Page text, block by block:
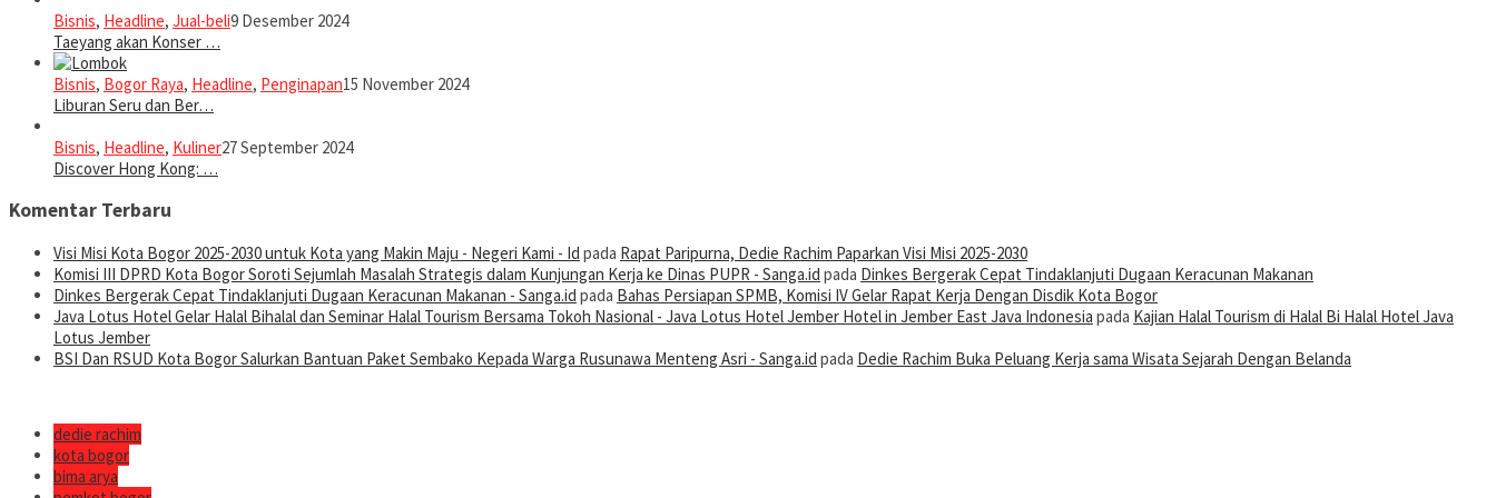
Bisnis, Headline, Jual-beli9 Desember 2024
Taeyang akan Konser …
Bisnis, Bogor Raya, Headline, Penginapan15 November 2024
Liburan Seru dan Ber…
Bisnis, Headline, Kuliner27 September 2024
Discover Hong Kong: …
Komentar Terbaru
Visi Misi Kota Bogor 2025-2030 untuk Kota yang Makin Maju - Negeri Kami - Id pada Rapat Paripurna, Dedie Rachim Paparkan Visi Misi 2025-2030
Komisi III DPRD Kota Bogor Soroti Sejumlah Masalah Strategis dalam Kunjungan Kerja ke Dinas PUPR - Sanga.id pada Dinkes Bergerak Cepat Tindaklanjuti Dugaan Keracunan Makanan
Dinkes Bergerak Cepat Tindaklanjuti Dugaan Keracunan Makanan - Sanga.id pada Bahas Persiapan SPMB, Komisi IV Gelar Rapat Kerja Dengan Disdik Kota Bogor
Java Lotus Hotel Gelar Halal Bihalal dan Seminar Halal Tourism Bersama Tokoh Nasional - Java Lotus Hotel Jember Hotel in Jember East Java Indonesia pada Kajian Halal Tourism di Halal Bi Halal Hotel Java
Lotus Jember
BSI Dan RSUD Kota Bogor Salurkan Bantuan Paket Sembako Kepada Warga Rusunawa Menteng Asri - Sanga.id pada Dedie Rachim Buka Peluang Kerja sama Wisata Sejarah Dengan Belanda
dedie rachim
kota bogor
bima arya